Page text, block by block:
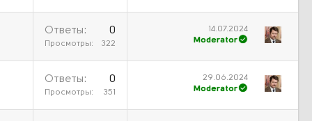
Ответы 0
Просмотры 322
14.07.2024
Moderator
Ответы 0
Просмотры 351
29.06.2024
Moderator